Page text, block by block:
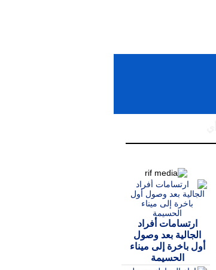
ارتسامات أفراد
الجالية بعد وصول
أول باخرة إلى ميناء
الحسيمة